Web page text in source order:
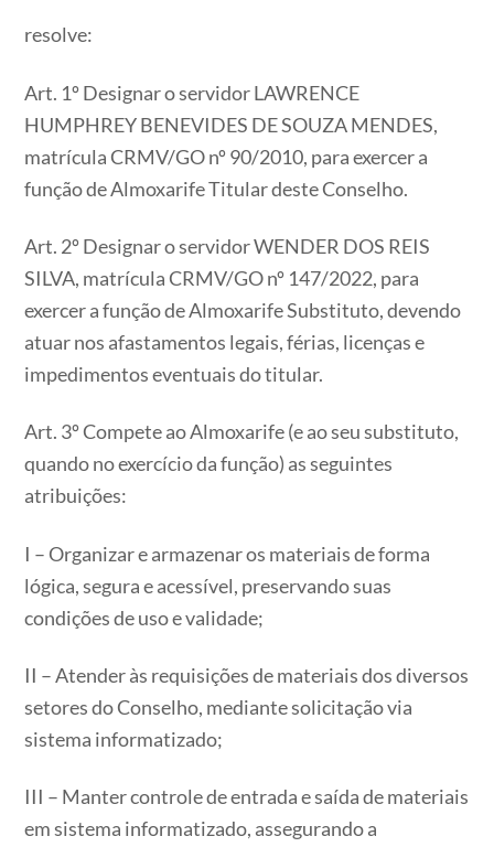
resolve:
Art. 1º Designar o servidor LAWRENCE
HUMPHREY BENEVIDES DE SOUZA MENDES,
matrícula CRMV/GO nº 90/2010, para exercer a
função de Almoxarife Titular deste Conselho.
Art. 2º Designar o servidor WENDER DOS REIS
SILVA, matrícula CRMV/GO nº 147/2022, para
exercer a função de Almoxarife Substituto, devendo
atuar nos afastamentos legais, férias, licenças e
impedimentos eventuais do titular.
Art. 3º Compete ao Almoxarife (e ao seu substituto,
quando no exercício da função) as seguintes
atribuições:
I – Organizar e armazenar os materiais de forma
lógica, segura e acessível, preservando suas
condições de uso e validade;
II – Atender às requisições de materiais dos diversos
setores do Conselho, mediante solicitação via
sistema informatizado;
III – Manter controle de entrada e saída de materiais
em sistema informatizado, assegurando a